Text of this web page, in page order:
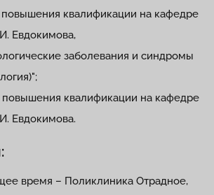
повышения квалификации на кафедре
Евдокимова,
заболевания и синдромы
повышения квалификации на кафедре
Евдокимова.
время – Поликлиника Отрадное,